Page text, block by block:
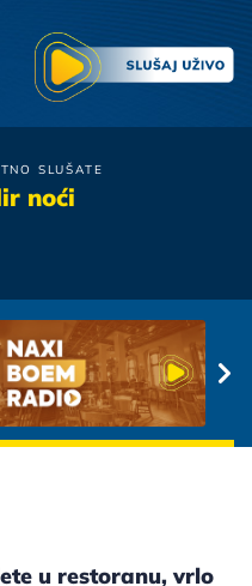
SLUŠATE
noćiDino Merlin
u restoranu, vrlo